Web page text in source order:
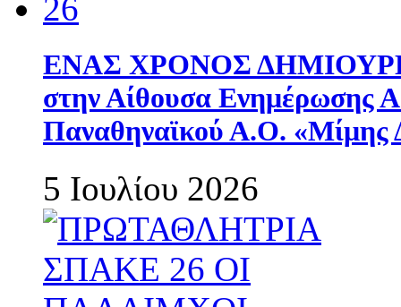
ΕΝΑΣ ΧΡΟΝΟΣ
στην Αίθουσα Ενημέρωσης
Παναθηναϊκού Α.Ο. «Μίμης
5 Ιουλίου 2026